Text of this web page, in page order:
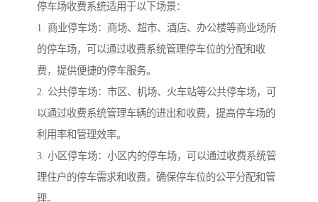
停车场收费系统适用于以下场景：
1. 商业停车场：商场、超市、酒店、办公楼等商业场所
的停车场，可以通过收费系统管理停车位的分配和收
费，提供便捷的停车服务。
2. 公共停车场：市区、机场、火车站等公共停车场，可
以通过收费系统管理车辆的进出和收费，提高停车场的
利用率和管理效率。
3. 小区停车场：小区内的停车场，可以通过收费系统管
理住户的停车需求和收费，确保停车位的公平分配和管
理。